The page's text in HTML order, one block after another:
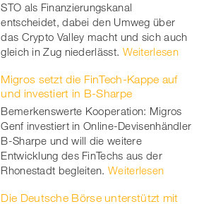
STO als Finanzierungskanal
entscheidet, dabei den Umweg über
das Crypto Valley macht und sich auch
gleich in Zug niederlässt. Weiterlesen
Migros setzt die FinTech-Kappe auf
und investiert in B-Sharpe
Bemerkenswerte Kooperation: Migros
Genf investiert in Online-Devisenhändler
B-Sharpe und will die weitere
Entwicklung des FinTechs aus der
Rhonestadt begleiten. Weiterlesen
Die Deutsche Börse unterstützt mit